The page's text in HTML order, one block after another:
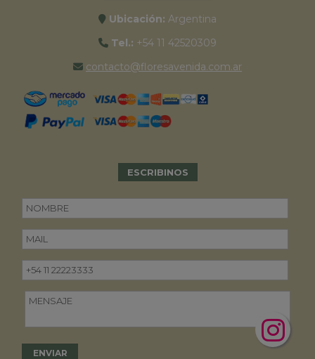
Ubicación: Argentina
Tel.: +54 11 42520309
contacto@floresavenida.com.ar
ESCRIBINOS